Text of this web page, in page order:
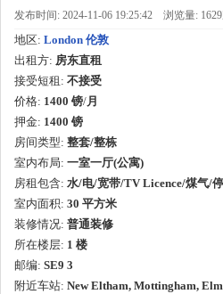
发布时间: 2024-11-06 19:25:42 浏览量:
地区: London 伦敦
出租方: 房东直租
接受短租: 不接受
价格: 1400 镑/月
押金: 1400 镑
房间类型: 整套/整栋
室内布局: 一室一厅(公寓)
房租包含: 水/电/宽带/TV Licence/煤气/
室内面积: 30 平方米
装修情况: 普通装修
所在楼层: 1 楼
邮编: SE9 3
附近车站: New Eltham, Mottingham,